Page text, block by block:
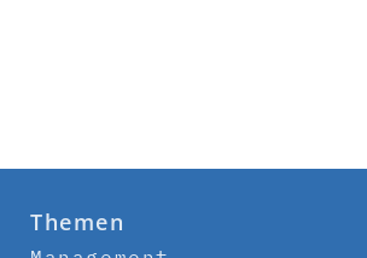
Themen